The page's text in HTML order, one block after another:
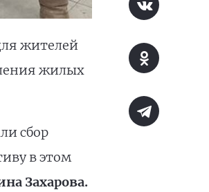
жителей
жилых
сбор
в этом
Захарова.